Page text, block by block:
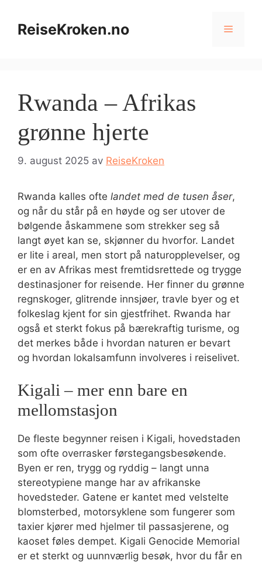
innholdReiseKroken.no Meny
Rwanda – Afrikas
grønne hjerte
9. august 2025 av ReiseKroken
Rwanda kalles ofte landet med de tusen åser,
og når du står på en høyde og ser utover de
bølgende åskammene som strekker seg så
langt øyet kan se, skjønner du hvorfor. Landet
er lite i areal, men stort på naturopplevelser, og
er en av Afrikas mest fremtidsrettede og trygge
destinasjoner for reisende. Her finner du grønne
regnskoger, glitrende innsjøer, travle byer og et
folkeslag kjent for sin gjestfrihet. Rwanda har
også et sterkt fokus på bærekraftig turisme, og
det merkes både i hvordan naturen er bevart
og hvordan lokalsamfunn involveres i reiselivet.
Kigali – mer enn bare en
mellomstasjon
De fleste begynner reisen i Kigali, hovedstaden
som ofte overrasker førstegangsbesøkende.
Byen er ren, trygg og ryddig – langt unna
stereotypiene mange har av afrikanske
hovedsteder. Gatene er kantet med velstelte
blomsterbed, motorsyklene som fungerer som
taxier kjører med hjelmer til passasjerene, og
kaoset føles dempet. Kigali Genocide Memorial
er et sterkt og uunnværlig besøk, hvor du får en